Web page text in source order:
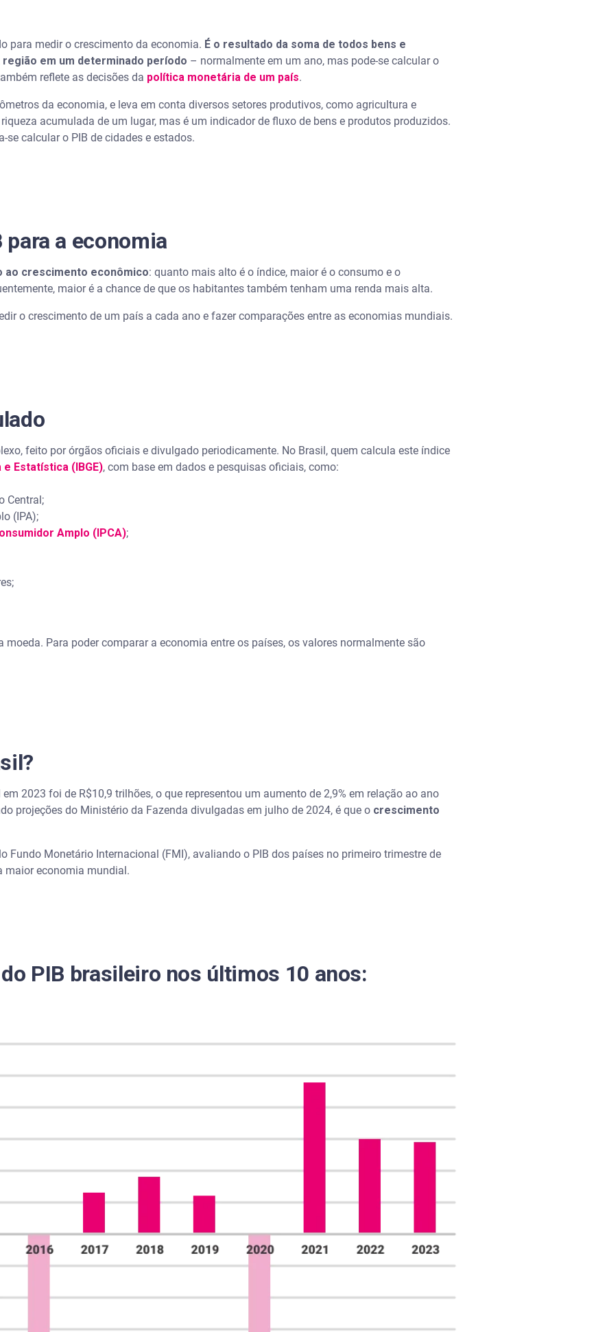
para medir o crescimento da economia. É o resultado da soma de todos bens e
em um determinado período – normalmente em um ano, mas pode-se calcular o
reflete as decisões da política monetária de um país.
da economia, e leva em conta diversos setores produtivos, como agricultura e
acumulada de um lugar, mas é um indicador de fluxo de bens e produtos produzidos.
calcular o PIB de cidades e estados.
a economia
ao crescimento econômico: quanto mais alto é o índice, maior é o consumo e o
maior é a chance de que os habitantes também tenham uma renda mais alta.
o crescimento de um país a cada ano e fazer comparações entre as economias mundiais.
feito por órgãos oficiais e divulgado periodicamente. No Brasil, quem calcula este índice
Estatística (IBGE), com base em dados e pesquisas oficiais, como:
Central;
(IPA);
Amplo (IPCA);
moeda. Para poder comparar a economia entre os países, os valores normalmente são
2023 foi de R$10,9 trilhões, o que representou um aumento de 2,9% em relação ao ano
projeções do Ministério da Fazenda divulgadas em julho de 2024, é que o crescimento
Fundo Monetário Internacional (FMI), avaliando o PIB dos países no primeiro trimestre de
maior economia mundial.
PIB brasileiro nos últimos 10 anos: